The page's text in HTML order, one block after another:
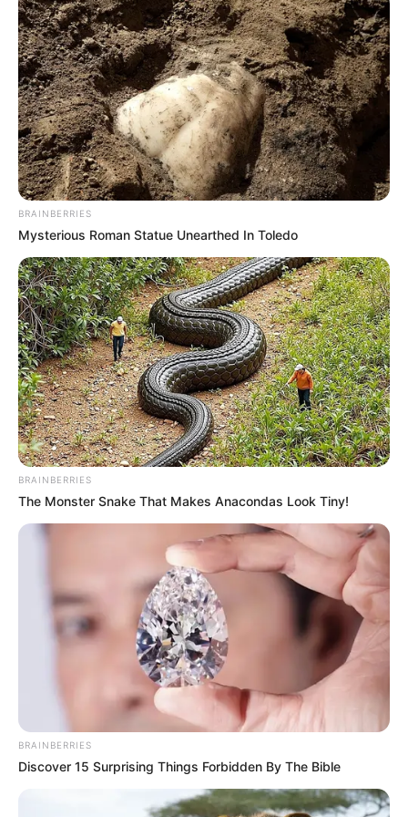
Wahrzeichen, wird deshalb auch als Perle des Kinzigtals
bezeichnet.
Aschaffenburg
Neben einer grandiosen Stiftskirche mit
romanischem Kreuzgang besitzt die
historische Stadt am Main einmalige
Schloss- und Parkanlagen der einstigen Erzbischöfe und
Kurfürsten von Mainz, unter denen das Schloss
Schloss Johannisburg in Aschaffenburg
Weit sichtbar, am Hochufer des Mains
stehend, ist das Wahrzweichen von
Aschaffenburg, das ehemalige Schloss der
Mainzer Bischofs und Kurfürsten, eines der gewaltigsten
Renaissanceschlösser Deutschlands.
Pompejanum in Aschaffenburg
Der im Auftrag des Bayerischen Königs
Pompeji freigelegten römischen Villa führt
die Besucher desAschaffenburger Schlossparksin die
Schloss und Park Schönbusch in
Aschaffenburg
Rund um ein frühklassizistisches
Schlösschen befindet sich ein
ausgefallener Englischer Garten mit Wasserlandschaften
und zauberhaften Parkarchitekturen, die sich auf einer
riesigen Fläche von mehr als 160 ha verteilen.
Am Stadtrand von Bensheim befindet sich
BRAINBERRIES
Mysterious Roman Statue Unearthed In Toledo
BRAINBERRIES
The Monster Snake That Makes Anacondas Look Tiny!
BRAINBERRIES
Discover 15 Surprising Things Forbidden By The Bible